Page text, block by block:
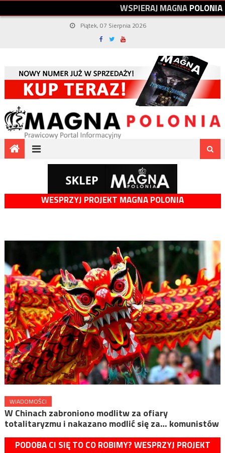
WSPIERAJMAGNAPOLONIA
Piątek, 07 Sierpnia 2026
WESPRZYJ PROJEKT MAGNA POLONIA
WIADOMOŚCI
W Chinach zabroniono modlitw za ofiary
totalitaryzmu i nakazano modlić się za… komunistów
PODOBA CI SIĘ TO CO ROBIMY? WESPRZYJ PROJEKT